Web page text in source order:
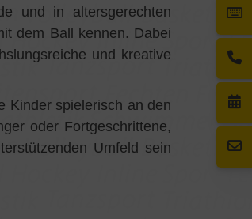
und in altersgerechten
dem Ball kennen. Dabei
und kreative
Kinder spielerisch an den
oder Fortgeschrittene,
Umfeld sein